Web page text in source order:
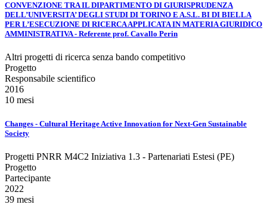
CONVENZIONE TRA IL DIPARTIMENTO DI GIURISPRUDENZA
DELL’UNIVERSITA’ DEGLI STUDI DI TORINO E A.S.L. BI DI BIELLA
PER L’ESECUZIONE DI RICERCA APPLICATA IN MATERIA GIURIDICO
AMMINISTRATIVA - Referente prof. Cavallo Perin
Altri progetti di ricerca senza bando competitivo
Progetto
Responsabile scientifico
2016
10 mesi
Changes - Cultural Heritage Active Innovation for Next-Gen Sustainable
Society
Progetti PNRR M4C2 Iniziativa 1.3 - Partenariati Estesi (PE)
Progetto
Partecipante
2022
39 mesi